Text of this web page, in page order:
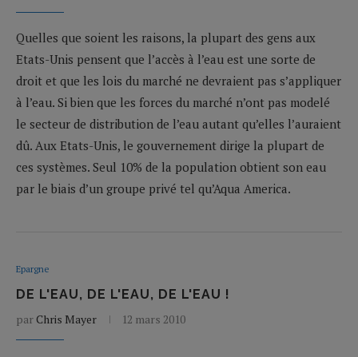
Quelles que soient les raisons, la plupart des gens aux
Etats-Unis pensent que l’accès à l’eau est une sorte de
droit et que les lois du marché ne devraient pas s’appliquer
à l’eau. Si bien que les forces du marché n’ont pas modelé
le secteur de distribution de l’eau autant qu’elles l’auraient
dû. Aux Etats-Unis, le gouvernement dirige la plupart de
ces systèmes. Seul 10% de la population obtient son eau
par le biais d’un groupe privé tel qu’Aqua America.
Epargne
DE L'EAU, DE L'EAU, DE L'EAU !
parChris Mayer 12 mars 2010